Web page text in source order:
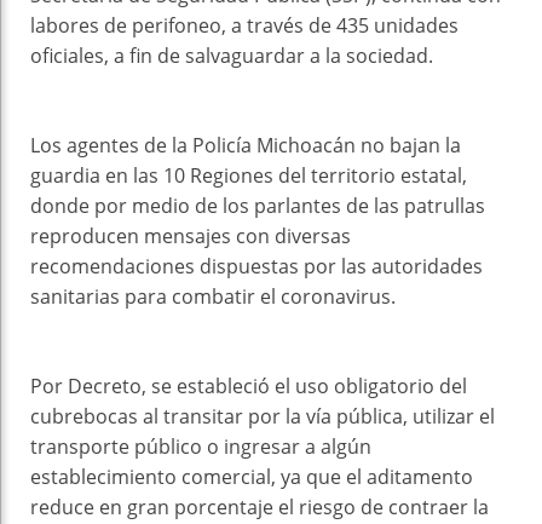
labores de perifoneo, a través de 435 unidades
oficiales, a fin de salvaguardar a la sociedad.
Los agentes de la Policía Michoacán no bajan la
guardia en las 10 Regiones del territorio estatal,
donde por medio de los parlantes de las patrullas
reproducen mensajes con diversas
recomendaciones dispuestas por las autoridades
sanitarias para combatir el coronavirus.
Por Decreto, se estableció el uso obligatorio del
cubrebocas al transitar por la vía pública, utilizar el
transporte público o ingresar a algún
establecimiento comercial, ya que el aditamento
reduce en gran porcentaje el riesgo de contraer la